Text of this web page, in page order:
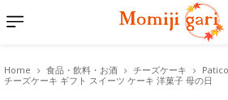
Home 食品・飲料・お酒 チーズケーキ
チーズケーキ ギフト スイーツ ケーキ 洋菓子 母の日